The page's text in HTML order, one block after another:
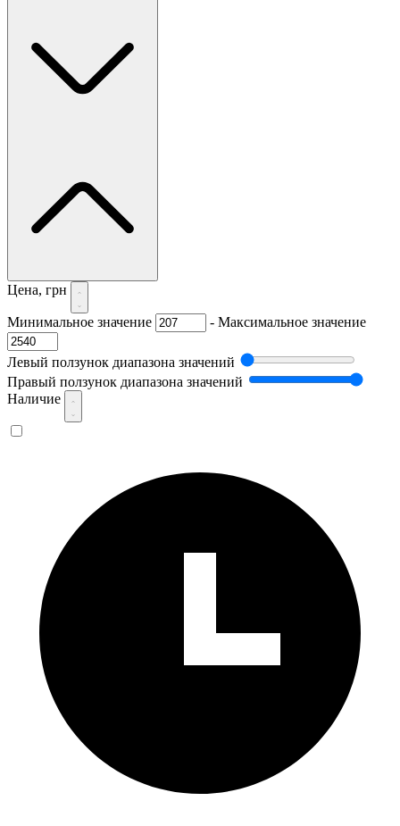
Цена, грн
Минимальное значение - Максимальное значение
Левый ползунок диапазона значений
Правый ползунок диапазона значений
Наличие